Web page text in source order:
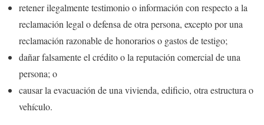
retener ilegalmente testimonio o información con respecto a la
reclamación legal o defensa de otra persona, excepto por una
reclamación razonable de honorarios o gastos de testigo;
dañar falsamente el crédito o la reputación comercial de una
persona; o
causar la evacuación de una vivienda, edificio, otra estructura o
vehículo.